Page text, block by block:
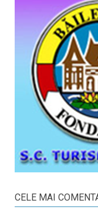
CELE MAI